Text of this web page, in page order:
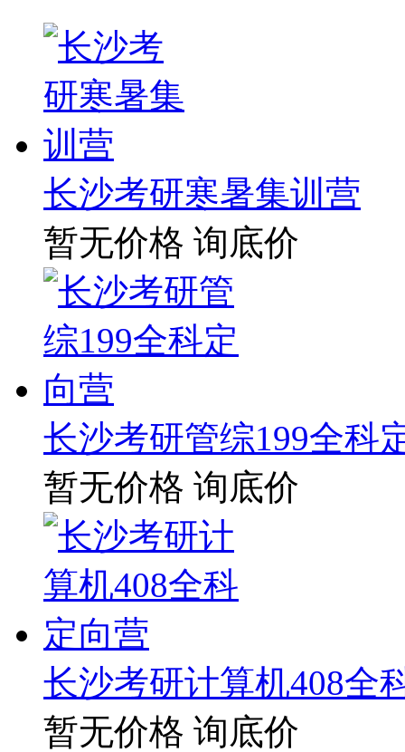
长沙考研寒暑集训营
暂无价格 询底价
长沙考研管综199全科
暂无价格 询底价
长沙考研计算机408全
暂无价格 询底价